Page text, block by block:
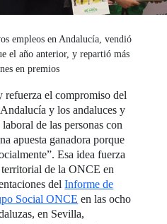
empleos en Andalucía, vendió
el año anterior, y repartió más
en premios
refuerza el compromiso del
y los andaluces y
de las personas con
apuesta ganadora porque
Esa idea fuerza
de la ONCE en
delInforme de
Social ONCE en las ocho
en Sevilla,